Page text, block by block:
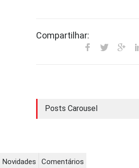
Compartilhar:
Posts Carousel
Novidades Comentários